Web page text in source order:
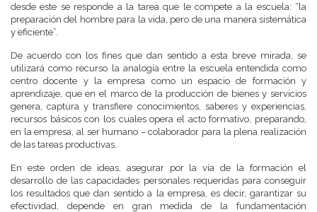
desde este se responde a la tarea que le compete a la escuela: “la
preparación del hombre para la vida, pero de una manera sistemática
y eficiente”.
De acuerdo con los fines que dan sentido a esta breve mirada, se
utilizará como recurso la analogía entre la escuela entendida como
centro docente y la empresa como un espacio de formación y
aprendizaje, que en el marco de la producción de bienes y servicios
genera, captura y transfiere conocimientos, saberes y experiencias,
recursos básicos con los cuales opera el acto formativo, preparando,
en la empresa, al ser humano – colaborador para la plena realización
de las tareas productivas.
En este orden de ideas, asegurar por la vía de la formación el
desarrollo de las capacidades personales requeridas para conseguir
los resultados que dan sentido a la empresa, es decir, garantizar su
efectividad, depende en gran medida de la fundamentación